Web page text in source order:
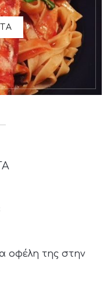
οφέλη της στην